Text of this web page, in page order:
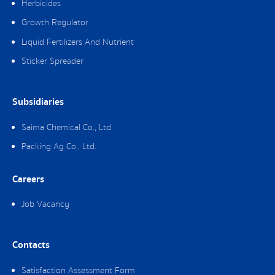
Herbicides
Growth Regulator
Liquid Fertilizers And Nutrient
Sticker Spreader
Subsidiaries
Saima Chemical Co., Ltd.
Packing Ag Co,. Ltd.
Careers
Job Vacancy
Contacts
Satisfaction Assessment Form